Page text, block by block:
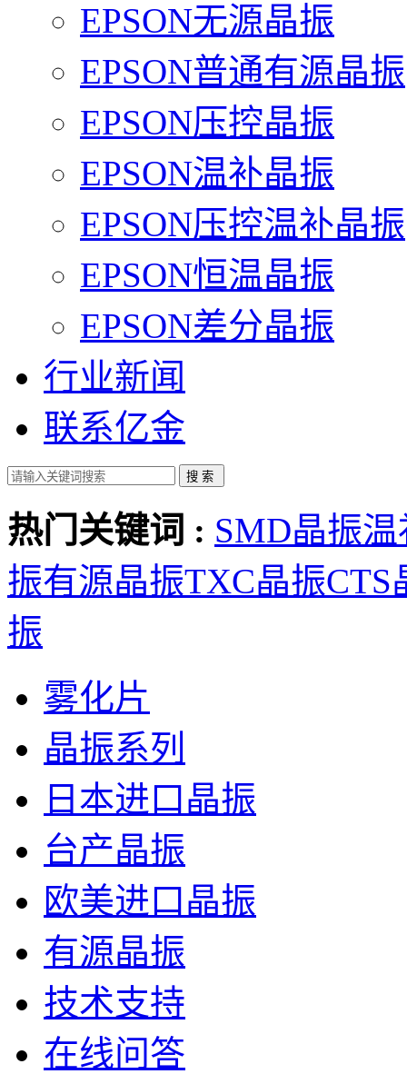
EPSON无源晶振
EPSON普通有源晶振
EPSON压控晶振
EPSON温补晶振
EPSON压控温补晶振
EPSON恒温晶振
EPSON差分晶振
行业新闻
联系亿金
热门关键词 : SMD晶振温
振有源晶振TXC晶振CTS
振
雾化片
晶振系列
日本进口晶振
台产晶振
欧美进口晶振
有源晶振
技术支持
在线问答